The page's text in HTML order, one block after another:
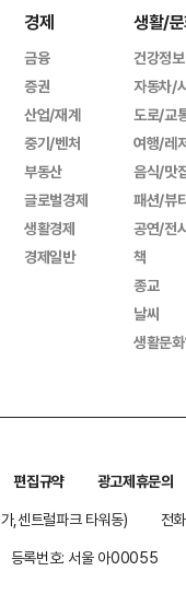
경제
금융
증권
산업/재계
중기/벤처
부동산
글로벌경제
생활경제
경제일반
생활/
건강정보
자동차/
도로/교
여행/레
음식/맛
패션/뷰
공연/전
책
종교
날씨
생활문
편집규약
광고제휴문의
,센트럴파크 타워동)
전
등록번호: 서울 아00055